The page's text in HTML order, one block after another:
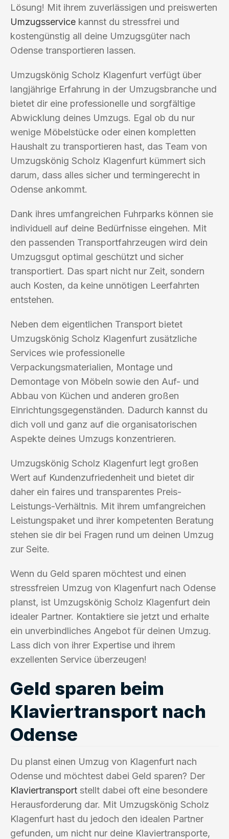
Lösung! Mit ihrem zuverlässigen und preiswerten
Umzugsservice kannst du stressfrei und
kostengünstig all deine Umzugsgüter nach
Odense transportieren lassen.
Umzugskönig Scholz Klagenfurt verfügt über
langjährige Erfahrung in der Umzugsbranche und
bietet dir eine professionelle und sorgfältige
Abwicklung deines Umzugs. Egal ob du nur
wenige Möbelstücke oder einen kompletten
Haushalt zu transportieren hast, das Team von
Umzugskönig Scholz Klagenfurt kümmert sich
darum, dass alles sicher und termingerecht in
Odense ankommt.
Dank ihres umfangreichen Fuhrparks können sie
individuell auf deine Bedürfnisse eingehen. Mit
den passenden Transportfahrzeugen wird dein
Umzugsgut optimal geschützt und sicher
transportiert. Das spart nicht nur Zeit, sondern
auch Kosten, da keine unnötigen Leerfahrten
entstehen.
Neben dem eigentlichen Transport bietet
Umzugskönig Scholz Klagenfurt zusätzliche
Services wie professionelle
Verpackungsmaterialien, Montage und
Demontage von Möbeln sowie den Auf- und
Abbau von Küchen und anderen großen
Einrichtungsgegenständen. Dadurch kannst du
dich voll und ganz auf die organisatorischen
Aspekte deines Umzugs konzentrieren.
Umzugskönig Scholz Klagenfurt legt großen
Wert auf Kundenzufriedenheit und bietet dir
daher ein faires und transparentes Preis-
Leistungs-Verhältnis. Mit ihrem umfangreichen
Leistungspaket und ihrer kompetenten Beratung
stehen sie dir bei Fragen rund um deinen Umzug
zur Seite.
Wenn du Geld sparen möchtest und einen
stressfreien Umzug von Klagenfurt nach Odense
planst, ist Umzugskönig Scholz Klagenfurt dein
idealer Partner. Kontaktiere sie jetzt und erhalte
ein unverbindliches Angebot für deinen Umzug.
Lass dich von ihrer Expertise und ihrem
exzellenten Service überzeugen!
Geld sparen beim
Klaviertransport nach
Odense
Du planst einen Umzug von Klagenfurt nach
Odense und möchtest dabei Geld sparen? Der
Klaviertransport stellt dabei oft eine besondere
Herausforderung dar. Mit Umzugskönig Scholz
Klagenfurt hast du jedoch den idealen Partner
gefunden, um nicht nur deine Klaviertransporte,